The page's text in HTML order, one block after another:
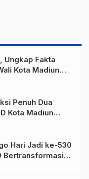
Ungkap Fakta
Kota Madiun
Penuh Dua
Kota Madiun
Penanganan
Hari Jadi ke-530
Bertransformasi